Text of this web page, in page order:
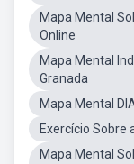
Mapa Mental
Online
Mapa Mental
Granada
Mapa Mental
Exercício Sobre
Mapa Mental